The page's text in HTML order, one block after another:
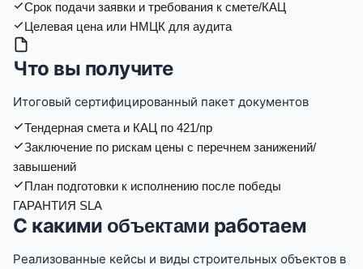
Срок подачи заявки и требования к смете/КАЦ
Целевая цена или НМЦК для аудита
Что вы получите
Итоговый сертифицированный пакет документов
Тендерная смета и КАЦ по 421/пр
Заключение по рискам цены с перечнем занижений/
завышений
План подготовки к исполнению после победы
ГАРАНТИЯ SLA
С какими объектами работаем
Реализованные кейсы и виды строительных объектов в